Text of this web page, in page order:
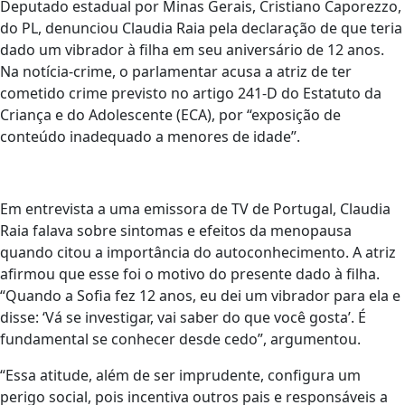
Deputado estadual por Minas Gerais, Cristiano Caporezzo,
do PL, denunciou Claudia Raia pela declaração de que teria
dado um vibrador à filha em seu aniversário de 12 anos.
Na notícia-crime, o parlamentar acusa a atriz de ter
cometido crime previsto no artigo 241-D do Estatuto da
Criança e do Adolescente (ECA), por “exposição de
conteúdo inadequado a menores de idade”.
Em entrevista a uma emissora de TV de Portugal, Claudia
Raia falava sobre sintomas e efeitos da menopausa
quando citou a importância do autoconhecimento. A atriz
afirmou que esse foi o motivo do presente dado à filha.
“Quando a Sofia fez 12 anos, eu dei um vibrador para ela e
disse: ‘Vá se investigar, vai saber do que você gosta’. É
fundamental se conhecer desde cedo”, argumentou.
“Essa atitude, além de ser imprudente, configura um
perigo social, pois incentiva outros pais e responsáveis a